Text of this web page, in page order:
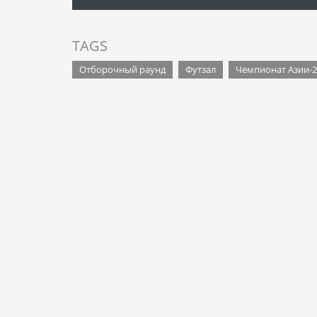
TAGS
Отборочный раунд Футзал Чемпионат Азии-